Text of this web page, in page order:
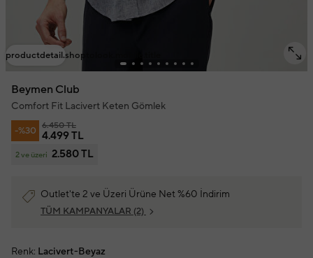
productdetail.shoptolook.mobile.title
Beymen Club
Comfort Fit Lacivert Keten Gömlek
-%30 6.450 TL
4.499 TL
2 ve üzeri 2.580 TL
Outlet'te 2 ve Üzeri Ürüne Net %60 İndirim
TÜM KAMPANYALAR (2)
Renk: Lacivert-Beyaz